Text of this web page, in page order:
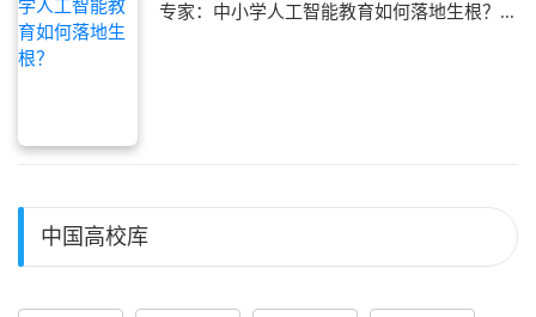
专家：中小学人工智能教育如何落地生根？...
中国高校库